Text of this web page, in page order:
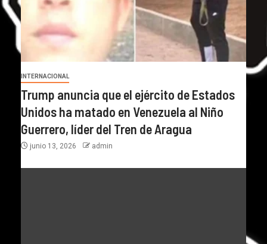
INTERNACIONAL
Trump anuncia que el ejército de Estados
Unidos ha matado en Venezuela al Niño
Guerrero, líder del Tren de Aragua
junio 13, 2026 admin